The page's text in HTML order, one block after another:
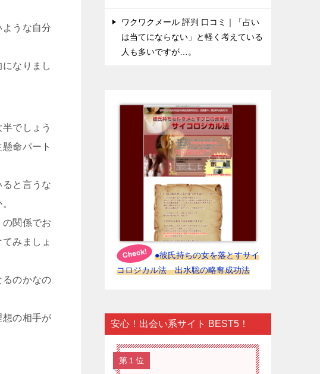
うな自分
なりまし
でしょう
命パート
と言うな
関係でお
みましょ
のかなの
の相手が
ワクワクメール 評判 口コミ｜「占い
は当てにならない」と軽く考えている
人も多いですが…。
●彼氏持ちの女を落とすサイ
コロジカル法 出水聡の略奪成功法
安心！出会い系サイト BEST5！
第１位